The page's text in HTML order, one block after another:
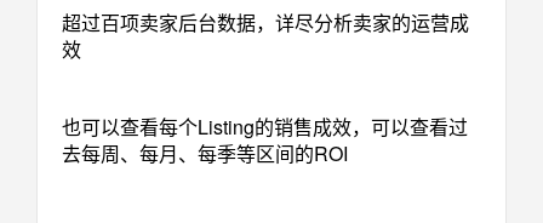
超过百项卖家后台数据，详尽分析卖家的运营成
效
也可以查看每个Listing的销售成效，可以查看过
去每周、每月、每季等区间的ROI